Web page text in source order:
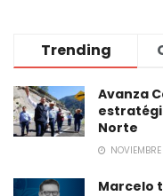
Trending
Avanza
Norte
Marcelo